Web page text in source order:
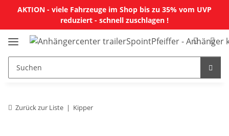
AKTION - viele Fahrzeuge im Shop bis zu 35% vom UVP
reduziert - schnell zuschlagen !
Zurück zur Liste Kipper